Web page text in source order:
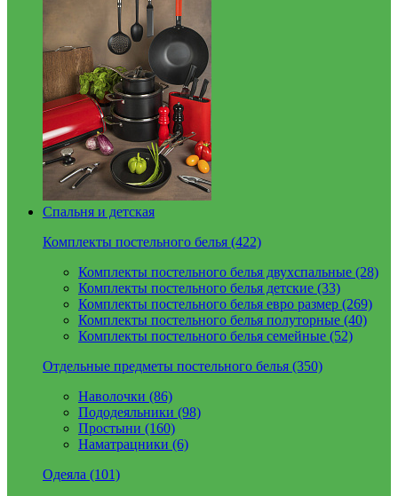
Спальня и детская
Комплекты постельного белья (422)
Комплекты постельного белья двухспальные (28)
Комплекты постельного белья детские (33)
Комплекты постельного белья евро размер (269)
Комплекты постельного белья полуторные (40)
Комплекты постельного белья семейные (52)
Отдельные предметы постельного белья (350)
Наволочки (86)
Пододеяльники (98)
Простыни (160)
Наматрацники (6)
Одеяла (101)